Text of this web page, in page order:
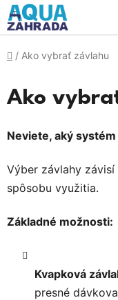
Prejsť
na
obsah
Domov
/ Ako vybrať závlahu
Ako
Neviete, aký
Výber závlahy
spôsobu využitia.
Základné možnosti:
Kvapková
presné